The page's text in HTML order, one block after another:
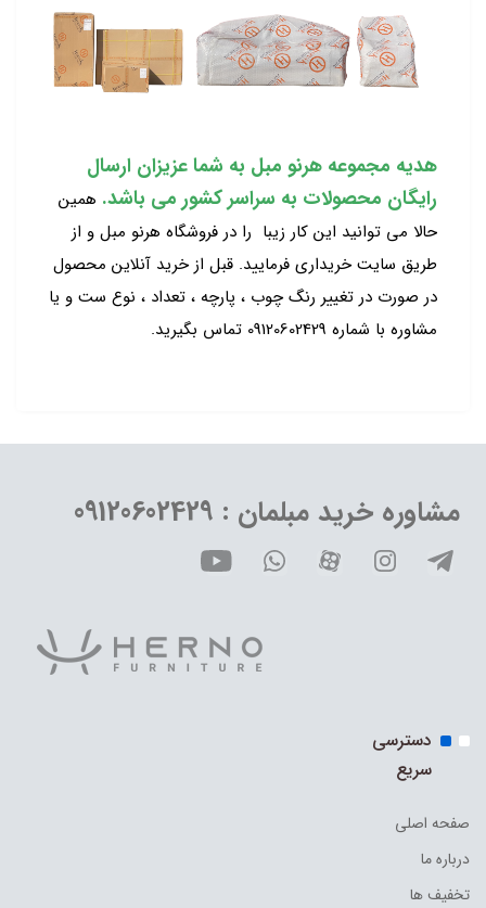
هدیه مجموعه هرنو مبل به شما عزیزان ارسال
رایگان محصولات به سراسر کشور می باشد. همین
حالا می توانید این کار زیبا را در فروشگاه هرنو مبل و از
طریق سایت خریداری فرمایید. قبل از خرید آنلاین محصول
در صورت در تغییر رنگ چوب ، پارچه ، تعداد ، نوع ست و یا
مشاوره با شماره 09120602429 تماس بگیرید.
مشاوره خرید مبلمان : 09120602429
دسترسی
سریع
صفحه اصلی
درباره ما
تخفیف ها